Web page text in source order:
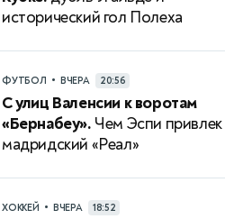
исторический гол Полеха
ФУТБОЛ • ВЧЕРА 20:56
С улиц Валенсии к воротам
«Бернабеу». Чем Эспи привлек
мадридский «Реал»
ХОККЕЙ • ВЧЕРА 18:52